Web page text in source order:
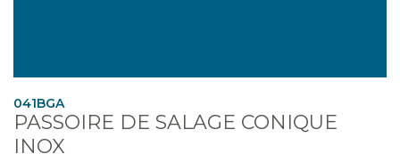
041BGA
PASSOIRE DE SALAGE CONIQUE
INOX